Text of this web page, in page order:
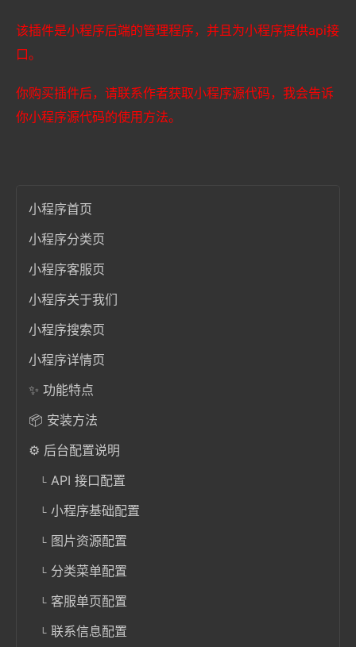
该插件是小程序后端的管理程序，并且为小程序提供api接
口。
你购买插件后，请联系作者获取小程序源代码，我会告诉
你小程序源代码的使用方法。
小程序首页
小程序分类页
小程序客服页
小程序关于我们
小程序搜索页
小程序详情页
✨ 功能特点
📦 安装方法
⚙️ 后台配置说明
API 接口配置
小程序基础配置
图片资源配置
分类菜单配置
客服单页配置
联系信息配置